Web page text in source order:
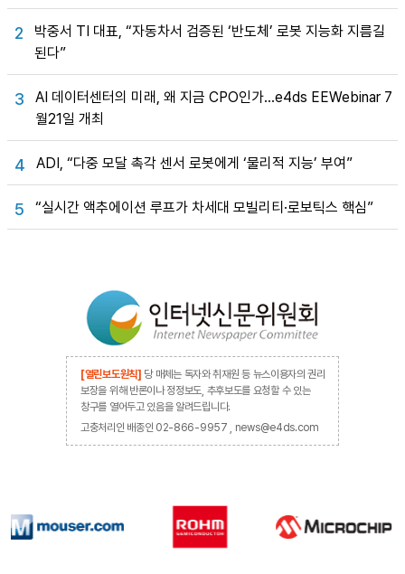
2
박중서 TI 대표, “자동차서 검증된 ‘반도체’ 로봇 지능화 지름길
된다”
3
AI 데이터센터의 미래, 왜 지금 CPO인가…e4ds EEWebinar 7
월21일 개최
4 ADI, “다중 모달 촉각 센서 로봇에게 ‘물리적 지능’ 부여”
5 “실시간 액추에이션 루프가 차세대 모빌리티·로보틱스 핵심”
[열린보도원칙] 당 매체는 독자와 취재원 등 뉴스이용자의 권리
보장을 위해 반론이나 정정보도, 추후보도를 요청할 수 있는
창구를 열어두고 있음을 알려드립니다.
고충처리인 배종인 02-866-9957 , news@e4ds.com